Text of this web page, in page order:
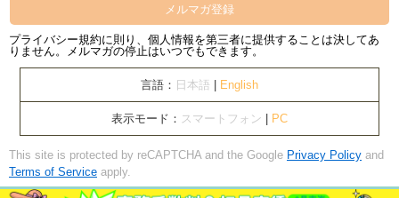
メルマガ登録
プライバシー規約に則り、個人情報を第三者に提供することは決してあ
りません。メルマガの停止はいつでもできます。
言語： 日本語 English
表示モード： スマートフォン PC
This site is protected by reCAPTCHA and the Google Privacy Policy and
Terms of Service apply.